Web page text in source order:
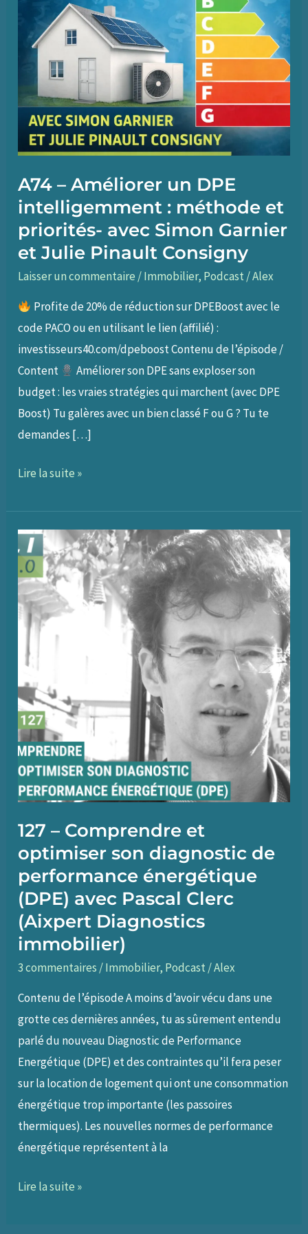
A74 – Améliorer un DPE
intelligemment : méthode et
priorités- avec Simon Garnier
et Julie Pinault Consigny
Laisser un commentaire /Immobilier, Podcast /Alex
Profite de 20% de réduction sur DPEBoost avec le
code PACO ou en utilisant le lien (affilié) :
investisseurs40.com/dpeboost Contenu de l’épisode /
Content
Améliorer son DPE sans exploser son
budget : les vraies stratégies qui marchent (avec DPE
Boost) Tu galères avec un bien classé F ou G ? Tu te
demandes […]
A74
Améliorer
un
DPE
intelligemment
:
méthode
priorités-
avec
Simon
Garnier
et
Julie
Pinault
Lire la suite »
127 – Comprendre et
optimiser son diagnostic de
performance énergétique
(DPE) avec Pascal Clerc
(Aixpert Diagnostics
immobilier)
3 commentaires /Immobilier, Podcast /Alex
Contenu de l’épisode A moins d’avoir vécu dans une
grotte ces dernières années, tu as sûrement entendu
parlé du nouveau Diagnostic de Performance
Energétique (DPE) et des contraintes qu’il fera peser
sur la location de logement qui ont une consommation
énergétique trop importante (les passoires
thermiques). Les nouvelles normes de performance
énergétique représentent à la
127
Lire la suite »